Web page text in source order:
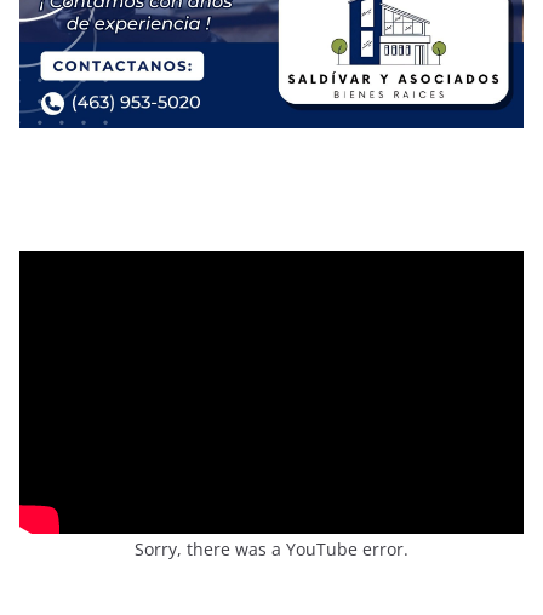
Sorry, there was a YouTube error.